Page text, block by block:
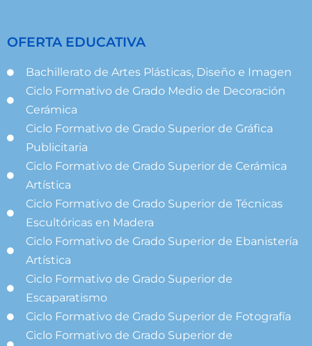
OFERTA EDUCATIVA
Bachillerato de Artes Plásticas, Diseño e Imagen
Ciclo Formativo de Grado Medio de Decoración
Cerámica
Ciclo Formativo de Grado Superior de Gráfica
Publicitaria
Ciclo Formativo de Grado Superior de Cerámica
Artística
Ciclo Formativo de Grado Superior de Técnicas
Escultóricas en Madera
Ciclo Formativo de Grado Superior de Ebanistería
Artística
Ciclo Formativo de Grado Superior de
Escaparatismo
Ciclo Formativo de Grado Superior de Fotografía
Ciclo Formativo de Grado Superior de